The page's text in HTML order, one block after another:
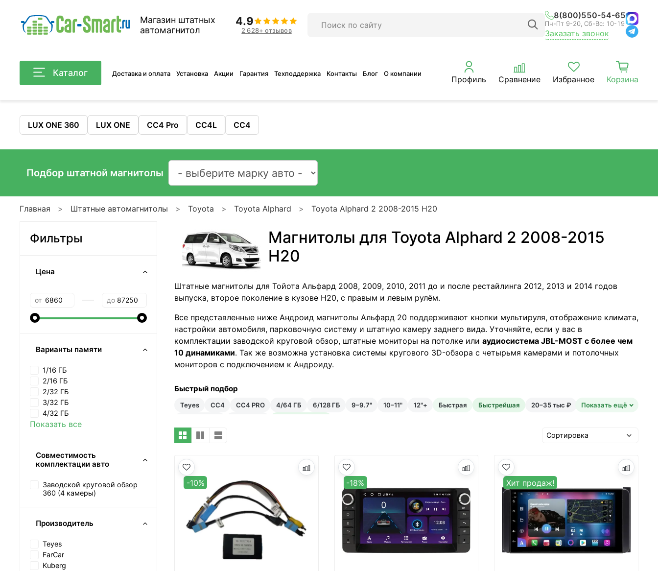
Магазин штатных
автомагнитол
4.9
2 628+ отзывов
8(800)550-54-65
Пн-Пт 9-20, Сб-Вс: 10-19
Заказать звонок
Каталог Доставка и оплата Установка Акции Гарантия Техподдержка Контакты Блог О компании
Профиль Сравнение Избранное Корзина
LUX ONE 360 LUX ONE CC4 Pro CC4L CC4
Подбор штатной магнитолы
Главная Штатные автомагнитолы Toyota Toyota Alphard Toyota Alphard 2 2008-2015 H20
Магнитолы для Toyota Alphard 2 2008-2015
H20
Штатные магнитолы для Тойота Альфард 2008, 2009, 2010, 2011 до и после рестайлинга 2012, 2013 и 2014 годов
выпуска, второе поколение в кузове Н20, с правым и левым рулём.
Все представленные ниже Андроид магнитолы Альфард 20 поддерживают кнопки мультируля, отображение климата,
настройки автомобиля, парковочную систему и штатную камеру заднего вида. Уточняйте, если у вас в
комплектации заводской круговой обзор, штатные мониторы на потолке или аудиосистема JBL-MOST с более чем
10 динамиками. Так же возможна установка системы кругового 3D-обзора с четырьмя камерами и потолочных
мониторов с подключением к Андроиду.
Быстрый подбор
Teyes CC4 CC4 PRO 4/64 ГБ 6/128 ГБ 9–9.7" 10–11" 12"+ Быстрая Быстрейшая
20–35 тыс ₽
Показать ещё
-10% -18% Хит продаж!
Фильтры
Цена
от до
Варианты памяти
1/16 ГБ
2/16 ГБ
2/32 ГБ
3/32 ГБ
4/32 ГБ
Показать все
Совместимость
комплектации авто
Заводской круговой обзор
360 (4 камеры)
Производитель
Teyes
FarCar
Kuberg